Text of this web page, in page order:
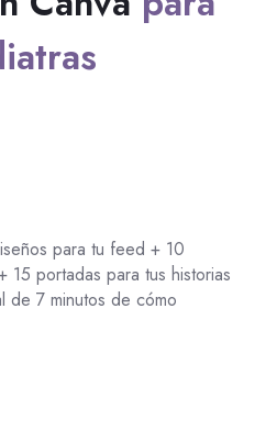
para tu feed + 10
15 portadas para tus historias
de 7 minutos de cómo